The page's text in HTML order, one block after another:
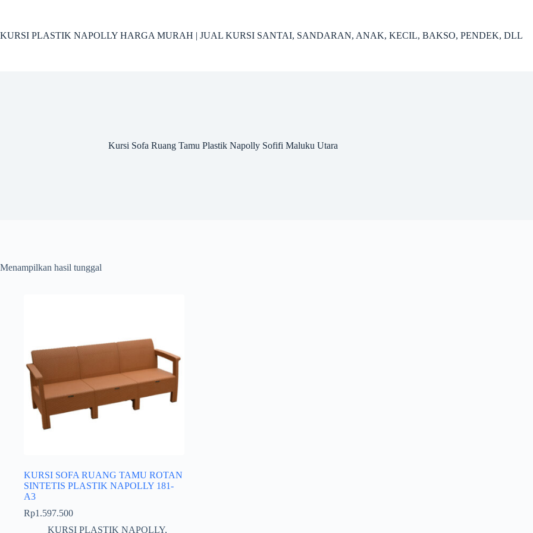
KURSI PLASTIK NAPOLLY HARGA MURAH | JUAL KURSI SANTAI, SANDARAN, ANAK, KECIL, BAKSO, PENDEK, DLL
Kursi Sofa Ruang Tamu Plastik Napolly Sofifi Maluku Utara
Menampilkan hasil tunggal
KURSI SOFA RUANG TAMU ROTAN
SINTETIS PLASTIK NAPOLLY 181-
A3
Rp1.597.500
KURSI PLASTIK NAPOLLY,